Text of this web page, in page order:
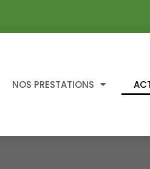
NOS PRESTATIONS